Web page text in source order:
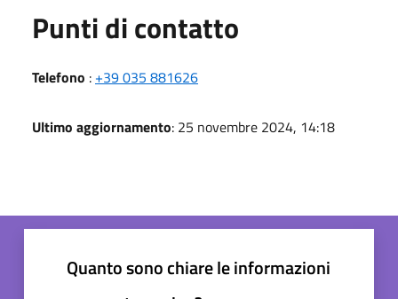
Punti di contatto
Telefono : +39 035 881626
Ultimo aggiornamento: 25 novembre 2024, 14:18
Quanto sono chiare le informazioni